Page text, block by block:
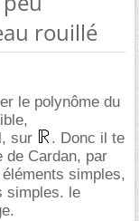
rouillé
le polynôme du
sur
. Donc il te
de Cardan, par
simples,
simples. le